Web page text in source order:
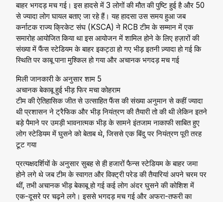
बाहर भगदड़ मच गई। इस हादसे में 3 लोगों की मौत की पुष्टि हुई है और 50
से ज्यादा लोग घायल बताए जा रहे हैं। यह हादसा उस समय हुआ जब
कर्नाटक राज्य क्रिकेट संघ (KSCA) ने RCB टीम के सम्मान में एक
समारोह आयोजित किया था इस आयोजन में शामिल होने के लिए हज़ारों की
संख्या में फैंस स्टेडियम के बाहर इकट्ठा हो गए भीड़ इतनी ज़्यादा हो गई कि
स्थिति पर काबू पाना मुश्किल हो गया और अचानक भगदड़ मच गई
मिली जानकारी के अनुसार शाम 5
अचानक बेकाबू हुई भीड़ फिर मचा कोहराम
टीम की ऐतिहासिक जीत से उत्साहित फैंस की संख्या अनुमान से कहीं ज्यादा
थी प्रशासन ने ट्रैफिक और भीड़ नियंत्रण की तैयारी तो की थी लेकिन इतने
बड़े पैमाने पर उमड़ी भावनात्मक भीड़ के सामने इंतजाम नाकाफी साबित हुए
लोग स्टेडियम में घुसने को बेताब थे, जिससे एक बिंदु पर नियंत्रण पूरी तरह
टूट गया
प्रत्यक्षदर्शियों के अनुसार सुबह से ही हजारों फैन्स स्टेडियम के बाहर जमा
होने लगे थे जब टीम के स्वागत और विक्ट्री परेड की तैयारियां अपने चरम पर
थीं, तभी अचानक भीड़ बेकाबू हो गई कई लोग अंदर घुसने की कोशिश में
एक-दूसरे पर चढ़ने लगे। इससे भगदड़ मच गई और अफरा-तफरी का